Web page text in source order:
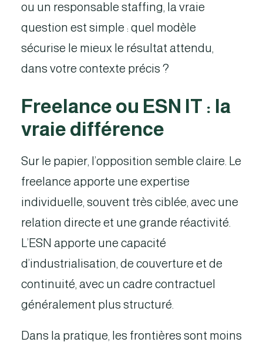
ou un responsable staffing, la vraie
question est simple : quel modèle
sécurise le mieux le résultat attendu,
dans votre contexte précis ?
Freelance ou ESN IT : la
vraie différence
Sur le papier, l’opposition semble claire. Le
freelance apporte une expertise
individuelle, souvent très ciblée, avec une
relation directe et une grande réactivité.
L’ESN apporte une capacité
d’industrialisation, de couverture et de
continuité, avec un cadre contractuel
généralement plus structuré.
Dans la pratique, les frontières sont moins